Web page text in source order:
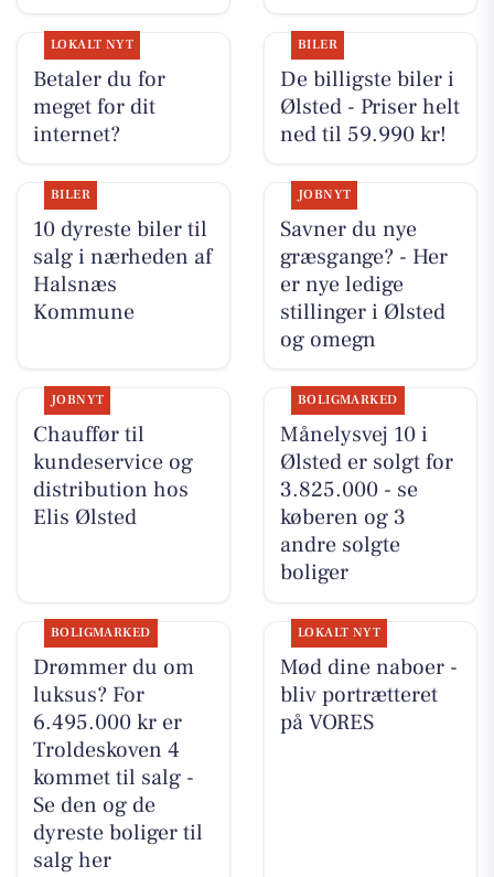
LOKALT NYT
Betaler du for
meget for dit
internet?
BILER
De billigste biler i
Ølsted - Priser helt
ned til 59.990 kr!
BILER
10 dyreste biler til
salg i nærheden af
Halsnæs
Kommune
JOBNYT
Savner du nye
græsgange? - Her
er nye ledige
stillinger i Ølsted
og omegn
JOBNYT
Chauffør til
kundeservice og
distribution hos
Elis Ølsted
BOLIGMARKED
Månelysvej 10 i
Ølsted er solgt for
3.825.000 - se
køberen og 3
andre solgte
boliger
BOLIGMARKED
Drømmer du om
luksus? For
6.495.000 kr er
Troldeskoven 4
kommet til salg -
Se den og de
dyreste boliger til
salg her
LOKALT NYT
Mød dine naboer -
bliv portrætteret
på VORES